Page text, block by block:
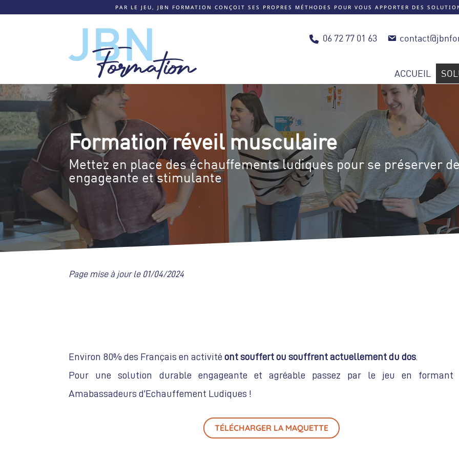
PAR LE JEU, JBN FORMATION CONÇOIT SES PROPRES MÉTHODES POUR VOUS APPORTER DES
06 72 77 01 63
ACCUEIL
Formation réveil musculaire
Mettez en place des échauffements ludiques pour se préserver
engageante et stimulante
Page mise à jour le 01/04/2024
Environ 80% des Français en activitéont souffert ou souffrent actuellement du dos
Pour une solution durable engageante et agréable passez par le jeu en formant
Amabassadeurs d’Echauffement Ludiques !
TÉLÉCHARGER LA MAQUETTE